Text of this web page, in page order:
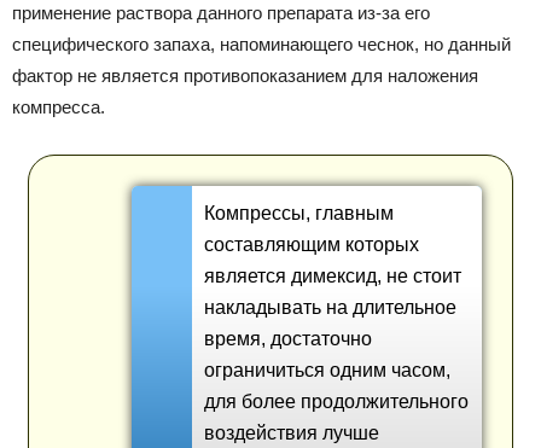
применение раствора данного препарата из-за его
специфического запаха, напоминающего чеснок, но данный
фактор не является противопоказанием для наложения
компресса.
Компрессы, главным
составляющим которых
является димексид, не стоит
накладывать на длительное
время, достаточно
ограничиться одним часом,
для более продолжительного
воздействия лучше